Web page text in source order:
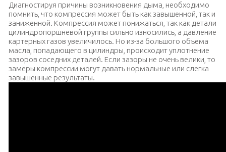
Диагностируя причины возникновения дыма, необходимо
помнить, что компрессия может быть как завышенной, так и
заниженной. Компрессия может понижаться, так как детали
цилиндропоршневой группы сильно износились, а давление
картерных газов увеличилось. Но из-за большого объема
масла, попадающего в цилиндры, происходит уплотнение
зазоров соседних деталей. Если зазоры не очень велики, то
замеры компрессии могут давать нормальные или слегка
завышенные результаты.